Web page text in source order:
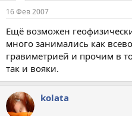
16 Фев 2007
Ещё возможен
много занимались как
гравиметрией и прочим в
так и вояки.
kolata